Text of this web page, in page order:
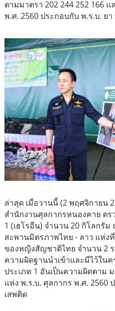
ตามมาตรา 202 244 252 166
พ.ศ. 2560 ประกอบกับ พ.ร.บ. ยา
ล่าสุด เมื่อวานนี้ (2 พฤศจิกายน
สำนักงานศุลกากรหนองคาย ต
1 (เฮโรอีน) จำนวน 20 กิโลกรั
สะพานมิตรภาพไทย - ลาว แห่ง
ของหญิงสัญชาติไทย จำนวน 2
ความผิดฐานนำเข้าและมีไว้ใน
ประเภท 1 อันเป็นความผิดตาม
แห่ง พ.ร.บ. ศุลกากร พ.ศ. 2560
เสพติด